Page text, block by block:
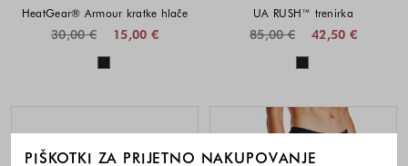
HeatGear® Armour kratke hlače
15,00 €
30,00 €
Barve na voljo
UA RUSH™ trenirka
42,50 €
85,00 €
Barve na voljo
PIŠKOTKI ZA PRIJETNO NAKUPOVANJE